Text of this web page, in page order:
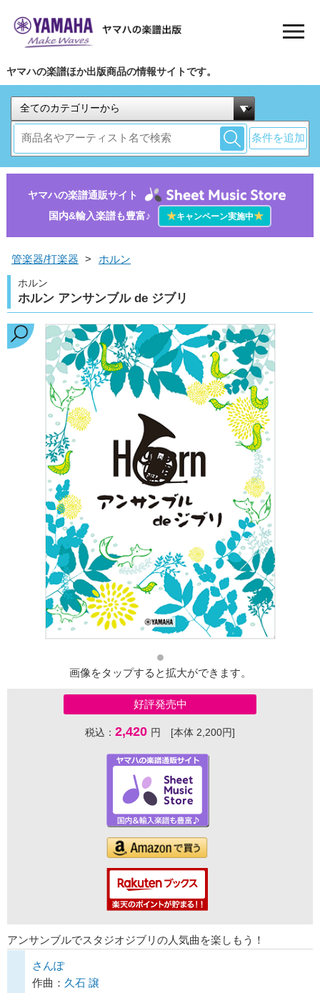
ヤマハの楽譜ほか出版商品の情報サイトです。
条件を追加
ヤマハの楽譜通販サイト
国内&輸入楽譜も豊富♪
★キャンペーン実施中★
管楽器/打楽器 > ホルン
ホルン
ホルン アンサンブル de ジブリ
画像をタップすると拡大ができます。
好評発売中
税込： 2,420 円 [本体 2,200円]
アンサンブルでスタジオジブリの人気曲を楽しもう！
さんぽ
作曲： 久石 譲